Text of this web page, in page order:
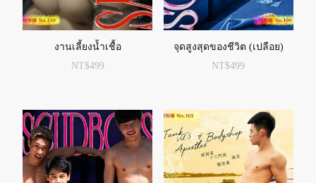
งานเลี้ยงน้ำเชื้อ
NT$499
จุดสูงสุดของชีวิต (เปลือย)
NT$499